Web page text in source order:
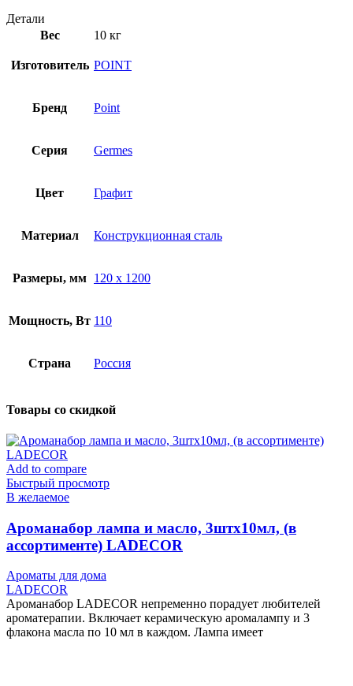
Детали
Вес
10 кг
Изготовитель POINT
Бренд Point
Серия Germes
Цвет Графит
Материал Конструкционная сталь
Размеры, мм 120 х 1200
Мощность, Вт 110
Страна Россия
Товары со скидкой
Add to compare
Быстрый просмотр
В желаемое
Ароманабор лампа и масло, 3штx10мл, (в
ассортименте) LADECOR
Ароматы для дома
LADECOR
Ароманабор LADECOR непременно порадует любителей
ароматерапии. Включает керамическую аромалампу и 3
флакона масла по 10 мл в каждом. Лампа имеет